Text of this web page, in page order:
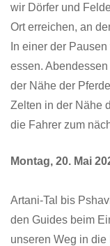
wir Dörfer und
Ort erreichen, an
In einer der
essen.
der Nähe der
Zelten in der Nähe
die Fahrer zum
Montag, 20. Mai
Artani-Tal bis
den Guides beim
unseren Weg in